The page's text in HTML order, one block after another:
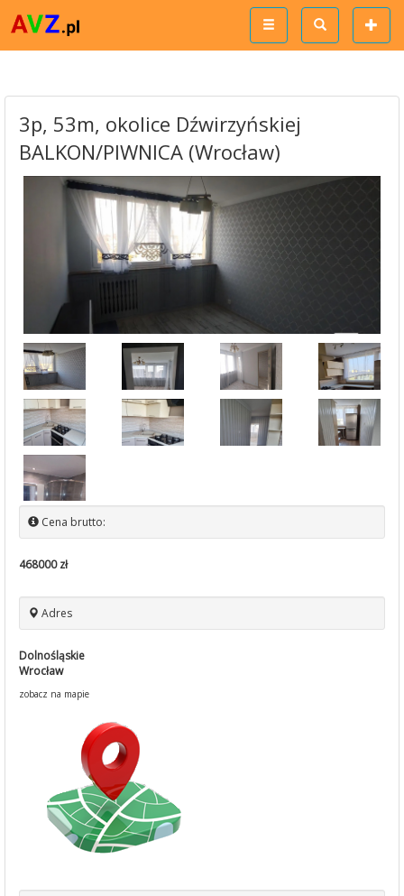
3p, 53m, okolice Dźwirzyńskiej
BALKON/PIWNICA (Wrocław)
Cena brutto:
468000 zł
Adres
Dolnośląskie
Wrocław
zobacz na mapie